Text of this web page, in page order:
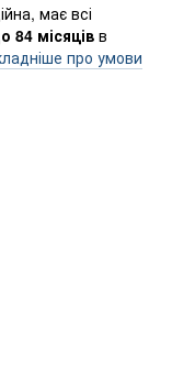
має всі
84 місяців в
про умови